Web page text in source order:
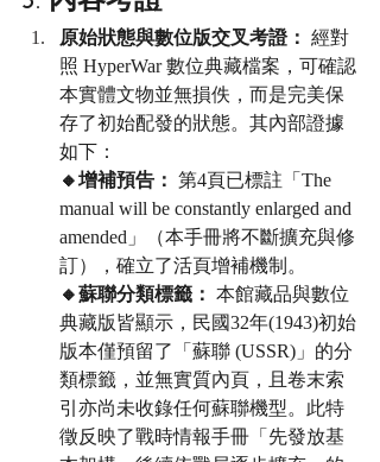
原始狀態與數位版交叉考證： 經對
照 HyperWar 數位典藏檔案，可確認
本實體文物並無損佚，而是完美保
存了初始配發的狀態。其內部證據
如下：
🔸增補預告： 第4頁已標註「The
manual will be constantly enlarged and
amended」（本手冊將不斷擴充與修
訂），確立了活頁增補機制。
🔸蘇聯分類標籤： 本館藏品與數位
典藏版皆顯示，民國32年(1943)初始
版本僅預留了「蘇聯 (USSR)」的分
類標籤，並無實質內頁，且卷末索
引亦尚未收錄任何蘇聯機型。此特
徵反映了戰時情報手冊「先發放基